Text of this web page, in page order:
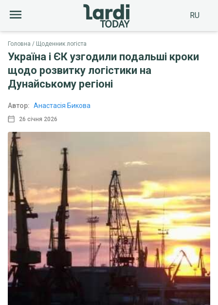
RU
Головна Щоденник логіста
Україна і ЄК узгодили подальші кроки
щодо розвитку логістики на
Дунайському регіоні
26 січня 2026
Автор: Анастасія Бикова